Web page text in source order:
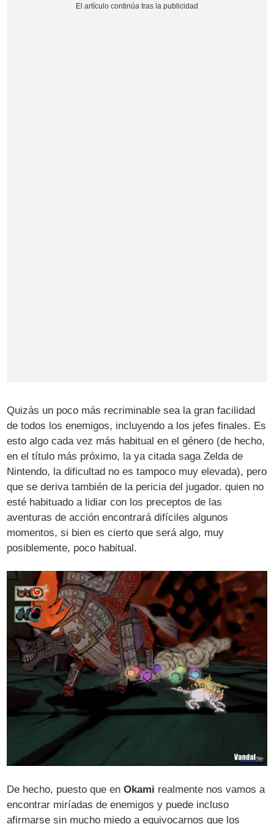
Quizás un poco más recriminable sea la gran facilidad
de todos los enemigos, incluyendo a los jefes finales. Es
esto algo cada vez más habitual en el género (de hecho,
en el título más próximo, la ya citada saga Zelda de
Nintendo, la dificultad no es tampoco muy elevada), pero
que se deriva también de la pericia del jugador. quien no
esté habituado a lidiar con los preceptos de las
aventuras de acción encontrará difíciles algunos
momentos, si bien es cierto que será algo, muy
posiblemente, poco habitual.
De hecho, puesto que enOkami realmente nos vamos a
encontrar miríadas de enemigos y puede incluso
afirmarse sin mucho miedo a equivocarnos que los